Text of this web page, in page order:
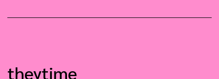
theytime